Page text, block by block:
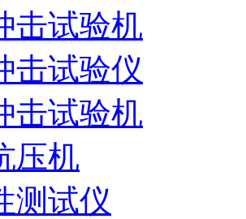
击试验机
击试验仪
击试验机
压机
测试仪